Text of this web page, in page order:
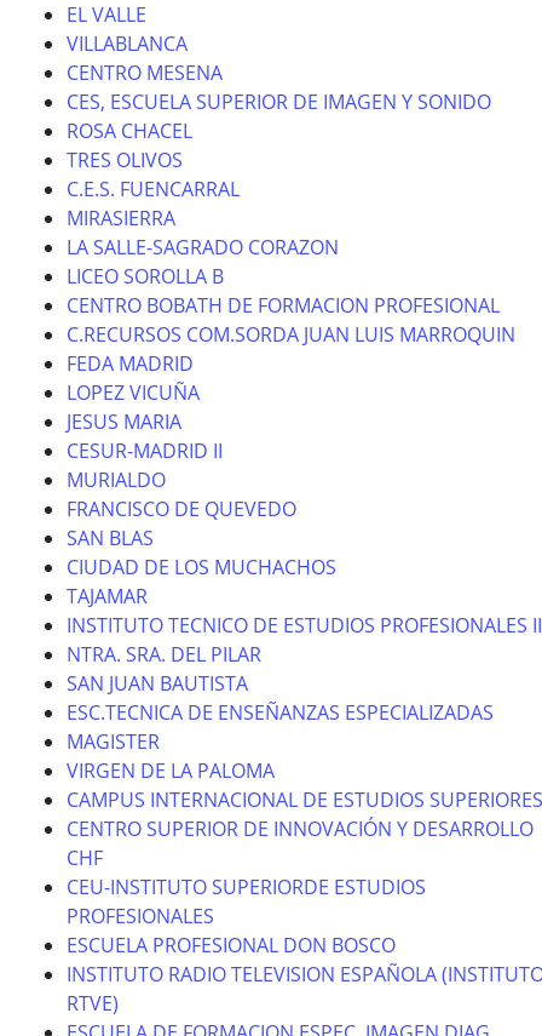
EL VALLE
VILLABLANCA
CENTRO MESENA
CES, ESCUELA SUPERIOR DE IMAGEN Y SONIDO
ROSA CHACEL
TRES OLIVOS
C.E.S. FUENCARRAL
MIRASIERRA
LA SALLE-SAGRADO CORAZON
LICEO SOROLLA B
CENTRO BOBATH DE FORMACION PROFESIONAL
C.RECURSOS COM.SORDA JUAN LUIS MARROQUIN
FEDA MADRID
LOPEZ VICUÑA
JESUS MARIA
CESUR-MADRID II
MURIALDO
FRANCISCO DE QUEVEDO
SAN BLAS
CIUDAD DE LOS MUCHACHOS
TAJAMAR
INSTITUTO TECNICO DE ESTUDIOS PROFESIONALES II
NTRA. SRA. DEL PILAR
SAN JUAN BAUTISTA
ESC.TECNICA DE ENSEÑANZAS ESPECIALIZADAS
MAGISTER
VIRGEN DE LA PALOMA
CAMPUS INTERNACIONAL DE ESTUDIOS SUPERIORES
CENTRO SUPERIOR DE INNOVACIÓN Y DESARROLLO
CHF
CEU-INSTITUTO SUPERIORDE ESTUDIOS
PROFESIONALES
ESCUELA PROFESIONAL DON BOSCO
INSTITUTO RADIO TELEVISION ESPAÑOLA
RTVE)